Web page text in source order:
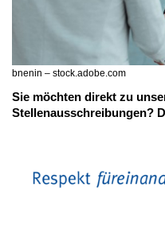
bnenin – stock.adobe.com
Sie möchten direkt zu
Stellenausschreibungen?